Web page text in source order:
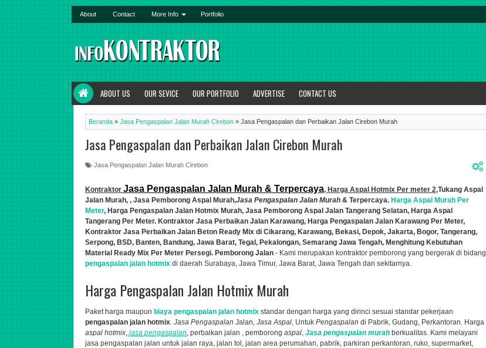
About Contact More Info Portfolio
ABOUT US OUR SEVICE OUR PORTFOLIO ADVERTISE CONTACT US
Beranda » Jasa Pengaspalan Jalan Murah Cirebon » Jasa Pengaspalan dan Perbaikan Jalan Cirebon Murah
Jasa Pengaspalan dan Perbaikan Jalan Cirebon Murah
Jasa Pengaspalan Jalan Murah Cirebon
Kontraktor Jasa Pengaspalan Jalan Murah & Terpercaya, Harga Aspal Hotmix Per meter 2,Tukang Aspal
Jalan Murah, , Jasa Pemborong Aspal Murah,Jasa Pengaspalan Jalan Murah & Terpercaya. Harga Aspal Murah Per
Meter, Harga Pengaspalan Jalan Hotmix Murah, Jasa Pemborong Aspal Jalan Tangerang Selatan, Harga Aspal
Tangerang Per Meter. Kontraktor Jasa Perbaikan Jalan Karawang, Harga Pengaspalan Jalan Karawang Per Meter,
Kontraktor Jasa Perbaikan Jalan Beton Ready Mix di Cikarang, Karawang, Bekasi, Depok, Jakarta, Bogor, Tangerang,
Serpong, BSD, Banten, Bandung, Jawa Barat, Tegal, Pekalongan, Semarang Jawa Tengah, Menghitung Kebutuhan
Material Ready Mix Per Meter Persegi. Pemborong Jalan - Kami merupakan kontraktor pemborong yang bergerak di bidang
pengaspalan jalan hotmix di daerah Surabaya, Jawa Timur, Jawa Barat, Jawa Tengah dan sekitarnya.
Harga Pengaspalan Jalan Hotmix Murah
Paket harga maupun biaya pengaspalan jalan hotmix standar dengan harga yang dirinci sesuai standar pekerjaan
pengaspalan jalan hotmix. Jasa Pengaspalan Jalan, Jasa Aspal, Untuk Pengaspalan di Pabrik, Gudang, Perkantoran. Harga
aspal hotmix, jasa pengaspalan, perbaikan jalan , pemborong aspal, Jasa pengaspalan murah berkualitas. Kami melayani
jasa pengaspalan jalan untuk jalan raya, jalan tol, jalan area perumahan, pabrik, parkiran perkantoran, ruko, supermarket,